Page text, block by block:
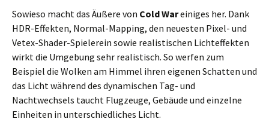
Sowieso macht das Äußere von Cold Wareiniges her. Dank
HDR-Effekten, Normal-Mapping, den neuesten Pixel- und
Vetex-Shader-Spielerein sowie realistischen Lichteffekten
wirkt die Umgebung sehr realistisch. So werfen zum
Beispiel die Wolken am Himmel ihren eigenen Schatten und
das Licht während des dynamischen Tag- und
Nachtwechsels taucht Flugzeuge, Gebäude und einzelne
Einheiten in unterschiedliches Licht.